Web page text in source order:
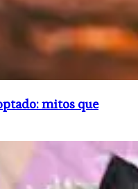
mitos que